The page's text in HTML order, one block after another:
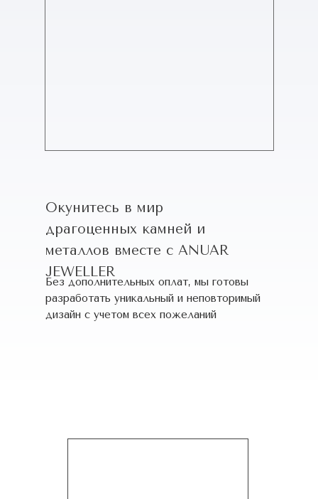
Окунитесь в мир
драгоценных камней и
металлов вместе с ANUAR
JEWELLER
Без дополнительных оплат, мы готовы
разработать уникальный и неповторимый
дизайн c учетом всех пожеланий